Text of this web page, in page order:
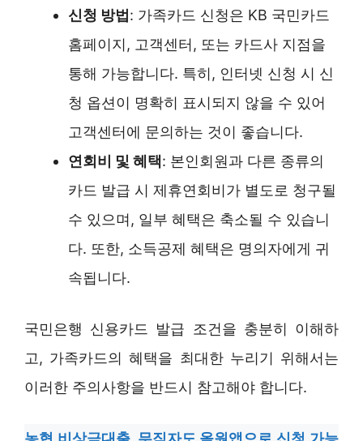
신청 방법: 가족카드 신청은 KB 국민카드
홈페이지, 고객센터, 또는 카드사 지점을
통해 가능합니다. 특히, 인터넷 신청 시 신
청 옵션이 명확히 표시되지 않을 수 있어
고객센터에 문의하는 것이 좋습니다.
연회비 및 혜택: 본인회원과 다른 종류의
카드 발급 시 제휴연회비가 별도로 청구될
수 있으며, 일부 혜택은 축소될 수 있습니
다. 또한, 소득공제 혜택은 명의자에게 귀
속됩니다.
국민은행 신용카드 발급 조건을 충분히 이해하
고, 가족카드의 혜택을 최대한 누리기 위해서는
이러한 주의사항을 반드시 참고해야 합니다.